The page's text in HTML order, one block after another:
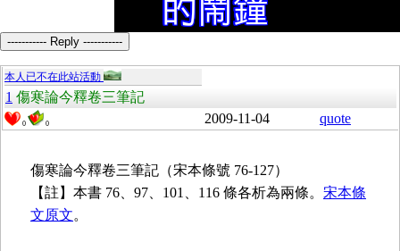
----------- Reply -----------
本人已不在此站活動
1 傷寒論今釋卷三筆記
0 0 2009-11-04 quote
傷寒論今釋卷三筆記（宋本條號 76-127）
【註】本書 76、97、101、116 條各析為兩條。 宋本條
文原文。